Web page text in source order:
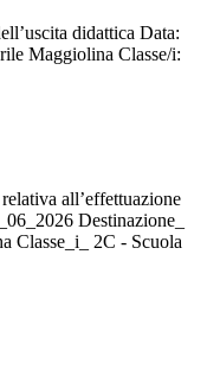
didattica Data:
Maggiolina Classe/i:
all’effettuazione
Destinazione_
Classe_i_ 2C - Scuola